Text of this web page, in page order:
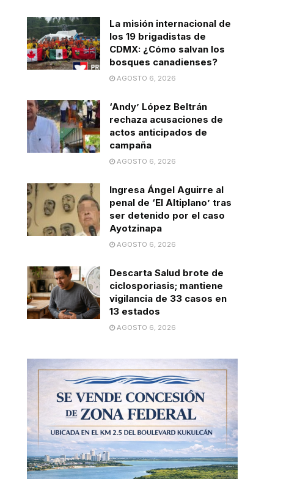
La misión internacional de
los 19 brigadistas de
CDMX: ¿Cómo salvan los
bosques canadienses?
AGOSTO 6, 2026
‘Andy’ López Beltrán
rechaza acusaciones de
actos anticipados de
campaña
AGOSTO 6, 2026
Ingresa Ángel Aguirre al
penal de ‘El Altiplano’ tras
ser detenido por el caso
Ayotzinapa
AGOSTO 6, 2026
Descarta Salud brote de
ciclosporiasis; mantiene
vigilancia de 33 casos en
13 estados
AGOSTO 6, 2026